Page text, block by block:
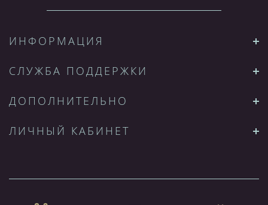
ИНФОРМАЦИЯ
СЛУЖБА ПОДДЕРЖКИ
ДОПОЛНИТЕЛЬНО
ЛИЧНЫЙ КАБИНЕТ